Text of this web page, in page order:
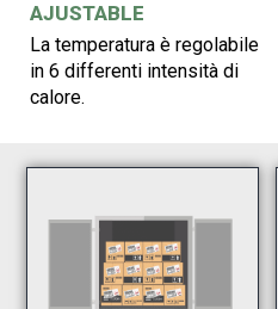
AJUSTABLE
La temperatura è regolabile
in 6 differenti intensità di
calore.